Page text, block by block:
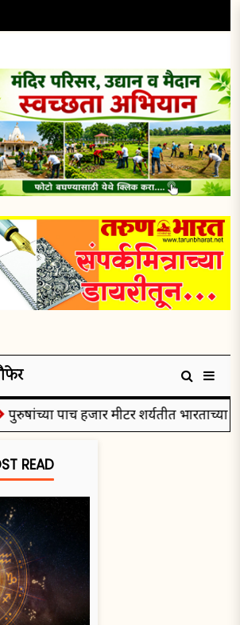
पाच हजार मीटर शर्यतीत भारताच्या
READ